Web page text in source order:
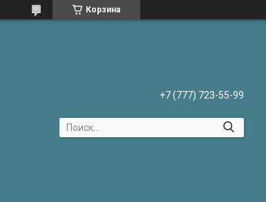
Корзина
+7 (777) 723-55-99